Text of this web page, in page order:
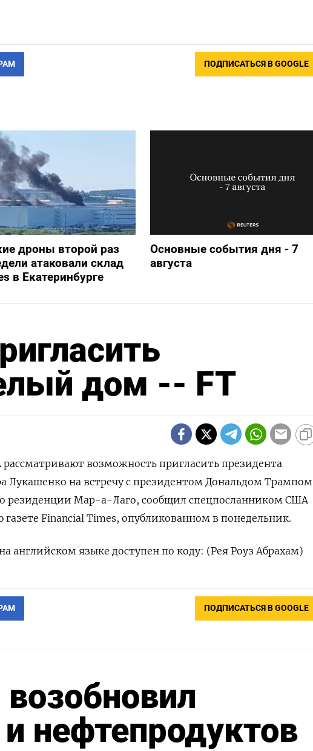
ПОДПИСАТЬСЯ В GOOGLE
дроны второй раз
атаковали склад
в Екатеринбурге
Основные события дня - 7
августа
дом -- FT
‌возможность пригласить президента
​Лукашенко ​на ⁠встречу с ‌президентом Дональдом ‌Трампом
резиденции Мар-а-Лаго, сообщил спецпосланником ​США
Financial Times, опубликованном в понедельник.
английском ‌языке ‌доступен по ​коду: (Рея Роуз ‌Абрахам)
ПОДПИСАТЬСЯ В GOOGLE
нефтепродуктов